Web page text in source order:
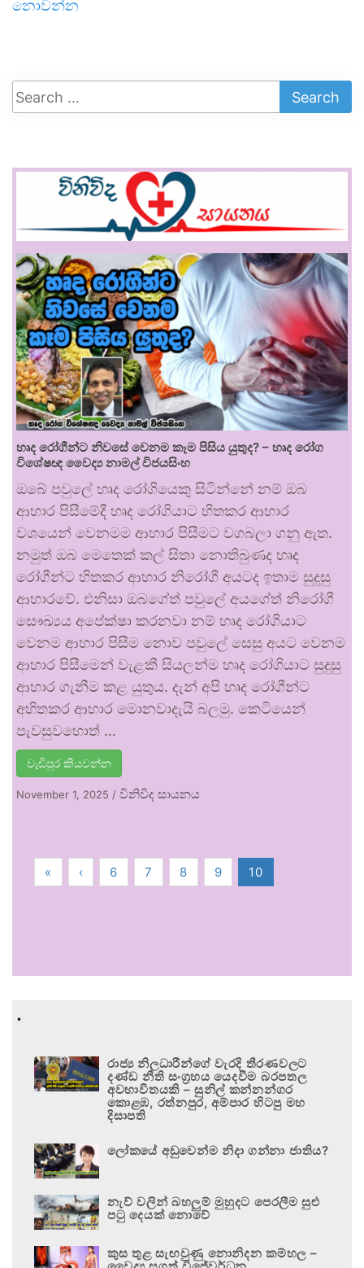
නොවන්න
හෘද රෝගීන්ට නිවසේ වෙනම කෑම පිසිය යුතුද? – හෘද රෝග
විශේෂඥ වෛද්‍ය නාමල් විජයසිංහ
ඔබේ පවුලේ හෘද රෝගියෙකු සිටින්නේ නම් ඔබ
ආහාර පිසීමේදී හෘද රෝගියාට හිතකර ආහාර
වශයෙන් වෙනමම ආහාර පිසීමට වගබලා ගනු ඇත.
නමුත් ඔබ මෙතෙක් කල් සිතා නොතිබුණද හෘද
රෝගීන්ට හිතකර ආහාර නිරෝගී අයටද ඉතාම සුදුසු
ආහාරවේ. එනිසා ඔබගේත් පවුලේ අයගේත් නිරෝගී
සෞඛ්‍යය අපේක්ෂා කරනවා නම් හෘද රෝගියාට
වෙනම ආහාර පිසීම නොව පවුලේ සෙසු අයට වෙනම
ආහාර පිසීමෙන් වැළකී සියලන්ම හෘද රෝගියාට සුදුසු
ආහාර ගැනීම කළ යුතුය. දැන් අපි හෘද රෝගීන්ට
අහිතකර ආහාර මොනවාදැයි බලමු. කෙටියෙන්
පැවසුවහොත් …
වැඩිපුර කියවන්න
November 1, 2025 / විනිවිද සායනය
« ‹ 6 7 8 9 10
.
රාජ්‍ය නිලධාරීන්ගේ වැරදි තීරණවලට
දණ්ඩ නීති සංග්‍රහය යෙදවීම බරපතල
අවභාවිතයකි – සුනිල් කන්නන්ගර
කොළඹ, රත්නපුර, අම්පාර හිටපු මහ
දිසාපති
ලෝකයේ අඩුවෙන්ම නිදා ගන්නා ජාතිය?
නැව් වලින් බහලුම් මුහුදට පෙරලීම සුළු
පටු දෙයක් නොවේ
කුස තුළ සැඟවුණු නොනිදන කම්හල –